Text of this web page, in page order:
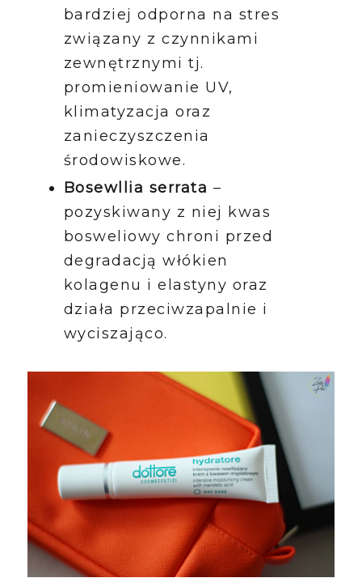
bardziej odporna na stres
związany z czynnikami
zewnętrznymi tj.
promieniowanie UV,
klimatyzacja oraz
zanieczyszczenia
środowiskowe.
Bosewllia serrata –
pozyskiwany z niej kwas
bosweliowy chroni przed
degradacją włókien
kolagenu i elastyny oraz
działa przeciwzapalnie i
wyciszająco.